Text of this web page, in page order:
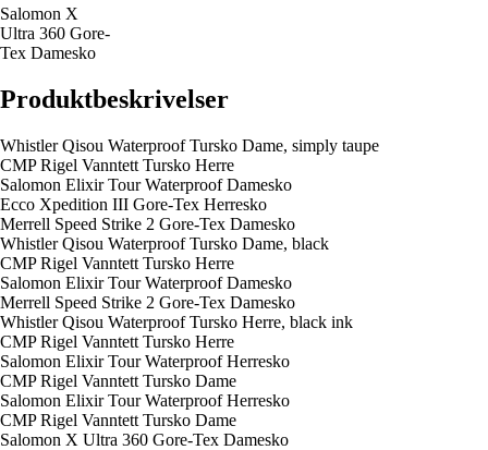
Salomon X
Ultra 360 Gore-
Tex Damesko
Produktbeskrivelser
Whistler Qisou Waterproof Tursko Dame, simply taupe
CMP Rigel Vanntett Tursko Herre
Salomon Elixir Tour Waterproof Damesko
Ecco Xpedition III Gore-Tex Herresko
Merrell Speed Strike 2 Gore-Tex Damesko
Whistler Qisou Waterproof Tursko Dame, black
CMP Rigel Vanntett Tursko Herre
Salomon Elixir Tour Waterproof Damesko
Merrell Speed Strike 2 Gore-Tex Damesko
Whistler Qisou Waterproof Tursko Herre, black ink
CMP Rigel Vanntett Tursko Herre
Salomon Elixir Tour Waterproof Herresko
CMP Rigel Vanntett Tursko Dame
Salomon Elixir Tour Waterproof Herresko
CMP Rigel Vanntett Tursko Dame
Salomon X Ultra 360 Gore-Tex Damesko